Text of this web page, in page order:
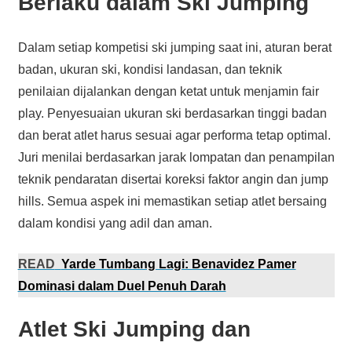
Dalam setiap kompetisi ski jumping saat ini, aturan berat
badan, ukuran ski, kondisi landasan, dan teknik
penilaian dijalankan dengan ketat untuk menjamin fair
play. Penyesuaian ukuran ski berdasarkan tinggi badan
dan berat atlet harus sesuai agar performa tetap optimal.
Juri menilai berdasarkan jarak lompatan dan penampilan
teknik pendaratan disertai koreksi faktor angin dan jump
hills. Semua aspek ini memastikan setiap atlet bersaing
dalam kondisi yang adil dan aman.
READ Yarde Tumbang Lagi: Benavidez Pamer
Dominasi dalam Duel Penuh Darah
Atlet Ski Jumping dan